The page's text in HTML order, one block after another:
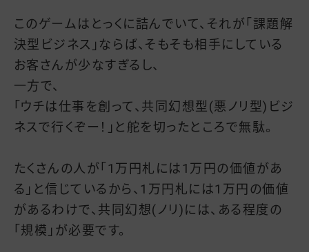
このゲームはとっくに詰んでいて、それが「課題解
決型ビジネス」ならば、そもそも相手にしている
お客さんが少なすぎるし、
一方で、
「ウチは仕事を創って、共同幻想型(悪ノリ型)ビジ
ネスで行くぞー！」と舵を切ったところで無駄。
たくさんの人が「1万円札には1万円の価値があ
る」と信じているから、1万円札には1万円の価値
があるわけで、共同幻想(ノリ)には、ある程度の
「規模」が必要です。